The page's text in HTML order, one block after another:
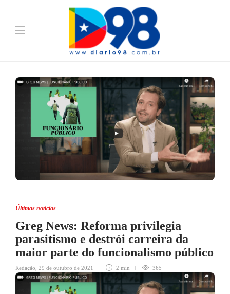
Últimas notícias
Greg News: Reforma privilegia
parasitismo e destrói carreira da
maior parte do funcionalismo público
Redação 29 de outubro de 2021 2 min 365